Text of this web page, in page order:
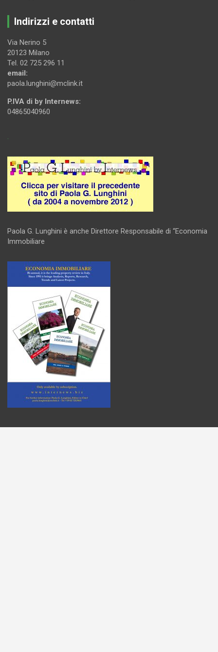
Indirizzi e contatti
Via Nerino 5
20123 Milano
Tel. 02 725 296 11
email:
paola.lunghini@mclink.it
P.IVA di by Internews:
04865040960
.
Paola G. Lunghini è anche Direttore Responsabile di “Economia
Immobiliare